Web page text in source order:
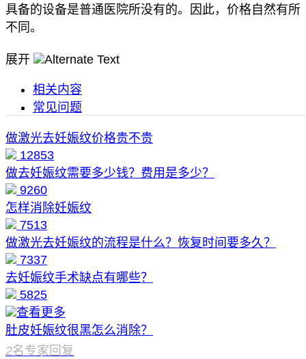
具备的设备是普通医院所没有的。因此，价格自然有所
不同。
展开
相关内容
常见问题
做激光去妊娠纹价格贵不贵
12853
做去妊娠纹需要多少钱？费用是多少？
9260
怎样消除妊娠纹
7513
做激光去妊娠纹的流程是什么？恢复时间要多久？
7337
去妊娠纹手术缺点有哪些？
5825
查看更多
肚皮妊娠纹很黑怎么消除？
2名专家回复